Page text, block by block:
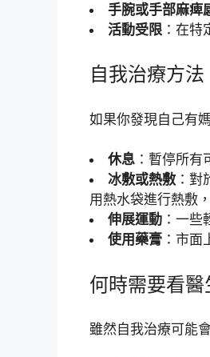
手腕或手部麻痺
活動受限 ：在
自我治療方
如果你發現自己有
休息 ：暫停所
冰敷或熱敷 ：
用熱水袋進行熱敷
伸展運動 ：一
使用藥膏 ：市
何時需要看醫
雖然自我治療可能